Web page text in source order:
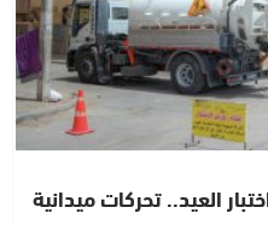
العيد.. تحركات ميدانية